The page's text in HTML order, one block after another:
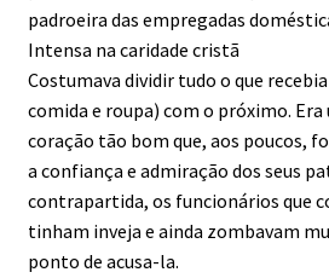
padroeira das empregadas
Intensa na caridade cristã
Costumava dividir tudo o que
comida e roupa) com o próximo. Era
coração tão bom que, aos poucos,
a confiança e admiração dos seus
contrapartida, os funcionários que
tinham inveja e ainda zombavam
ponto de acusa-la.